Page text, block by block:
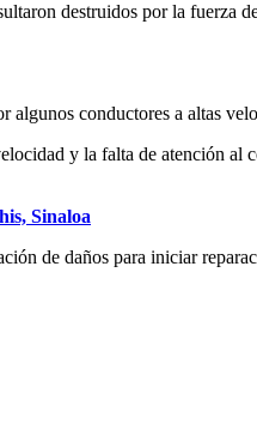
destruidos por la fuerza
conductores a altas
y la falta de atención al
Sinaloa
de daños para iniciar